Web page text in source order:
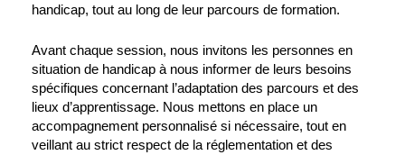
handicap, tout au long de leur parcours de formation.
Avant chaque session, nous invitons les personnes en
situation de handicap à nous informer de leurs besoins
spécifiques concernant l’adaptation des parcours et des
lieux d’apprentissage. Nous mettons en place un
accompagnement personnalisé si nécessaire, tout en
veillant au strict respect de la réglementation et des